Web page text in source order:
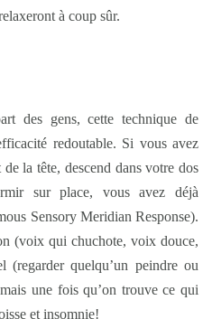
à coup sûr.
des gens, cette technique de
redoutable. Si vous avez
la tête, descend dans votre dos
sur place, vous avez déjà
Sensory Meridian Response).
(voix qui chuchote, voix douce,
(regarder quelqu’un peindre ou
une fois qu’on trouve ce qui
et insomnie!